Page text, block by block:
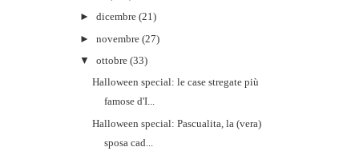
►dicembre (21)
►novembre (27)
▼
ottobre (33)
Halloween special: le case stregate più
famose d'I...
Halloween special: Pascualita, la (vera)
sposa cad...